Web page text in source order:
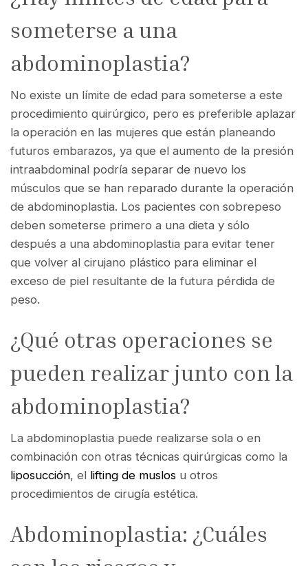
someterse a una
abdominoplastia?
No existe un límite de edad para someterse a este
procedimiento quirúrgico, pero es preferible aplazar
la operación en las mujeres que están planeando
futuros embarazos, ya que el aumento de la presión
intraabdominal podría separar de nuevo los
músculos que se han reparado durante la operación
de abdominoplastia. Los pacientes con sobrepeso
deben someterse primero a una dieta y sólo
después a una abdominoplastia para evitar tener
que volver al cirujano plástico para eliminar el
exceso de piel resultante de la futura pérdida de
peso.
¿Qué otras operaciones se
pueden realizar junto con la
abdominoplastia?
La abdominoplastia puede realizarse sola o en
combinación con otras técnicas quirúrgicas como la
liposucción, el lifting de muslos u otros
procedimientos de cirugía estética.
Abdominoplastia: ¿Cuáles